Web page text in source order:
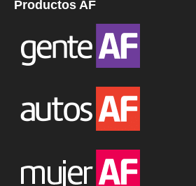
Productos AF